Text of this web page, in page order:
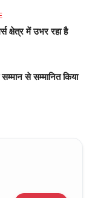
क्षेत्र में उभर रहा है
से सम्मानित किया